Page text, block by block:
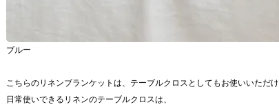
ブルー
こちらのリネンブランケットは、テーブルクロスとしてもお使いいただけ
日常使いできるリネンのテーブルクロスは、